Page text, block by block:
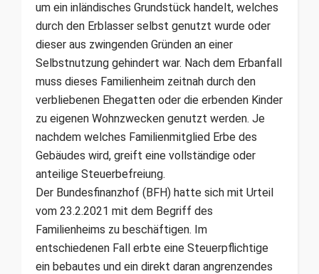
um ein inländisches Grundstück handelt, welches
durch den Erblasser selbst genutzt wurde oder
dieser aus zwingenden Gründen an einer
Selbstnutzung gehindert war. Nach dem Erbanfall
muss dieses Familienheim zeitnah durch den
verbliebenen Ehegatten oder die erbenden Kinder
zu eigenen Wohnzwecken genutzt werden. Je
nachdem welches Familienmitglied Erbe des
Gebäudes wird, greift eine vollständige oder
anteilige Steuerbefreiung.
Der Bundesfinanzhof (BFH) hatte sich mit Urteil
vom 23.2.2021 mit dem Begriff des
Familienheims zu beschäftigen. Im
entschiedenen Fall erbte eine Steuerpflichtige
ein bebautes und ein direkt daran angrenzendes